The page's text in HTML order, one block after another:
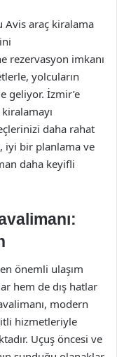
Avis araç kiralama
rezervasyon imkanı
yolcuların
geliyor. İzmir’e
daha rahat
iyi bir planlama ve
daha keyifli
önemli ulaşım
hem de dış hatlar
modern
hizmetleriyle
Uçuş öncesi ve